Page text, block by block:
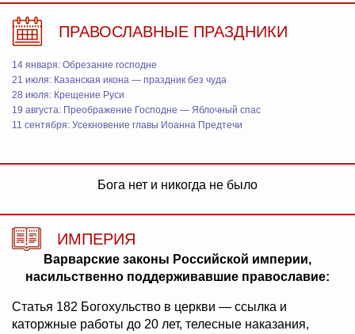
ПРАВОСЛАВНЫЕ ПРАЗДНИКИ
14 января: Обрезание господне
21 июля: Казанская икона — праздник без чуда
28 июля: Крещение Руси
19 августа: Преображение Господне — Яблочный спас
11 сентября: Усекновение главы Иоанна Предтечи
Бога нет и никогда не было
ИМПЕРИЯ
Варварские законы Российской империи,
насильственно поддерживавшие православие:
Статья 182 Богохульство в церкви — ссылка и
каторжные работы до 20 лет, телесные наказания,